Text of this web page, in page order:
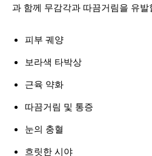
과 함께 무감각과 따끔거림을 유발
피부 궤양
보라색 타박상
근육 약화
따끔거림 및 통증
눈의 충혈
흐릿한 시야